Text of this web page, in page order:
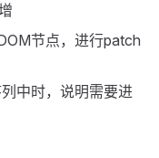
节点，进行patch
中时，说明需要进